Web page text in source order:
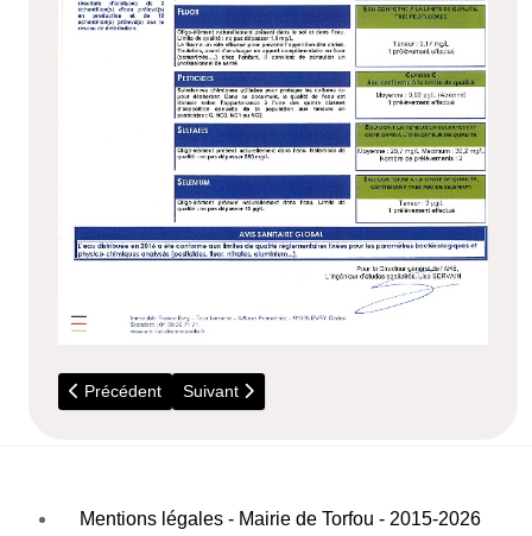
Article précédent : Alerte aux cyanobacteries
Précédent Article suivant : Mars - Communiqué de
Suivant
Mentions légales - Mairie de Torfou - 2015-2026